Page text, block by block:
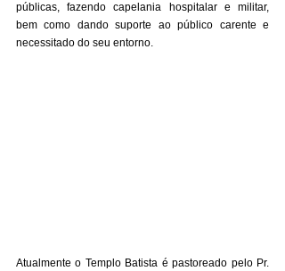
públicas, fazendo capelania hospitalar e militar,
bem como dando suporte ao público carente e
necessitado do seu entorno.
Atualmente o Templo Batista é pastoreado pelo Pr.